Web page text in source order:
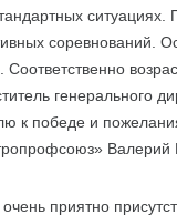
соревнований.
Соответственно
генерального
к победе и
Валерий
приятно